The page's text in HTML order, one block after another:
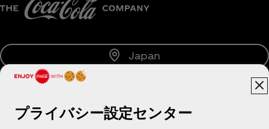
Japan
About us
プライバシー設定センター